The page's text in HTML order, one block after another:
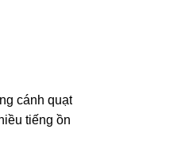
cánh quạt
tiếng ồn